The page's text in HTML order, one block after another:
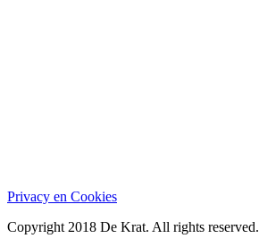
Privacy en Cookies
Copyright 2018 De Krat. All rights reserved.